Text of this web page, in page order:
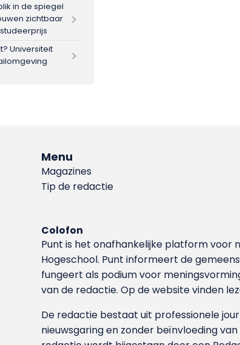
in de spiegel
zichtbaar
Universiteit
Menu
Magazines
Tip de redactie
Colofon
Punt is het onafhankelijke platform voor
Hoge­school. Punt informeert de
fungeert als podium voor
van de redactie. Op de website vinden
De redactie bestaat uit professionele
nieuwsgaring en zonder beïnvloeding